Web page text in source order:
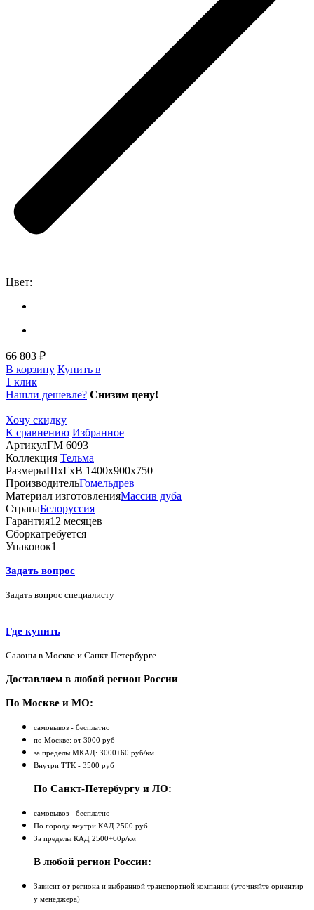
Цвет:
66 803 ₽
В корзину Купить в
1 клик
Нашли дешевле? Снизим цену!
Хочу скидку
К сравнению Избранное
АртикулГМ 6093
Коллекция Тельма
РазмерыШхГхВ 1400х900х750
ПроизводительГомельдрев
Материал изготовленияМассив дуба
СтранаБелоруссия
Гарантия12 месяцев
Сборкатребуется
Упаковок1
Задать вопрос
Задать вопрос специалисту
Где купить
Салоны в Москве и Санкт-Петербурге
Доставляем в любой регион России
По Москве и МО:
самовывоз - бесплатно
по Москве: от 3000 руб
за пределы МКАД: 3000+60 руб/км
Внутри ТТК - 3500 руб
По Санкт-Петербургу и ЛО:
самовывоз - бесплатно
По городу внутри КАД 2500 руб
За пределы КАД 2500+60р/км
В любой регион России:
Зависит от региона и выбранной транспортной компании (уточняйте ориентир
у менеджера)